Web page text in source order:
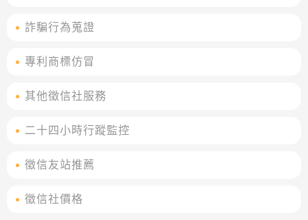
詐騙行為蒐證
專利商標仿冒
其他徵信社服務
二十四小時行蹤監控
徵信友站推薦
徵信社價格